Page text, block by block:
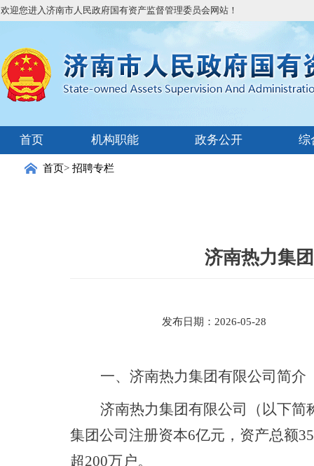
欢迎您进入济南市人民政府国有资产监督管理委员会网站！
首页 机构职能 政务公开 综
首页> 招聘专栏
济南热力集
发布日期：2026-05-28
一、济南热力集团有限公司简介
济南热力集团有限公司（以下
集团公司注册资本6亿元，资产总额
超200万户。